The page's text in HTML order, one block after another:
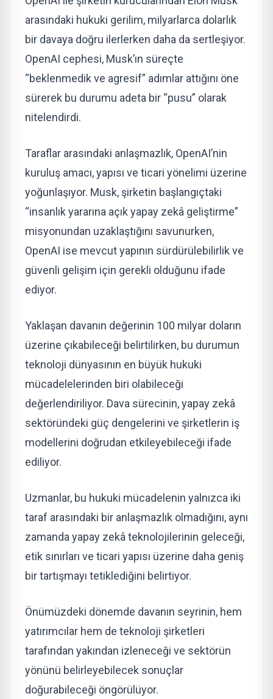
arasındaki hukuki gerilim, milyarlarca dolarlık
bir davaya doğru ilerlerken daha da sertleşiyor.
OpenAI cephesi, Musk’ın süreçte
“beklenmedik ve agresif” adımlar attığını öne
sürerek bu durumu adeta bir “pusu” olarak
nitelendirdi.
Taraflar arasındaki anlaşmazlık, OpenAI’nin
kuruluş amacı, yapısı ve ticari yönelimi üzerine
yoğunlaşıyor. Musk, şirketin başlangıçtaki
“insanlık yararına açık yapay zekâ geliştirme”
misyonundan uzaklaştığını savunurken,
OpenAI ise mevcut yapının sürdürülebilirlik ve
güvenli gelişim için gerekli olduğunu ifade
ediyor.
Yaklaşan davanın değerinin 100 milyar doların
üzerine çıkabileceği belirtilirken, bu durumun
teknoloji dünyasının en büyük hukuki
mücadelelerinden biri olabileceği
değerlendiriliyor. Dava sürecinin, yapay zekâ
sektöründeki güç dengelerini ve şirketlerin iş
modellerini doğrudan etkileyebileceği ifade
ediliyor.
Uzmanlar, bu hukuki mücadelenin yalnızca iki
taraf arasındaki bir anlaşmazlık olmadığını, aynı
zamanda yapay zekâ teknolojilerinin geleceği,
etik sınırları ve ticari yapısı üzerine daha geniş
bir tartışmayı tetiklediğini belirtiyor.
Önümüzdeki dönemde davanın seyrinin, hem
yatırımcılar hem de teknoloji şirketleri
tarafından yakından izleneceği ve sektörün
yönünü belirleyebilecek sonuçlar
doğurabileceği öngörülüyor.